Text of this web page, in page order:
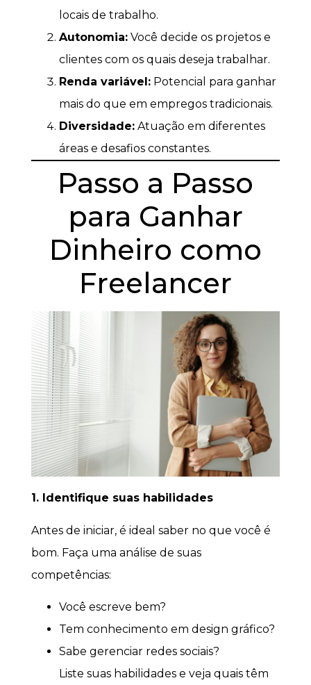
locais de trabalho.
Autonomia: Você decide os projetos e
clientes com os quais deseja trabalhar.
Renda variável: Potencial para ganhar
mais do que em empregos tradicionais.
Diversidade: Atuação em diferentes
áreas e desafios constantes.
Passo a Passo
para Ganhar
Dinheiro como
Freelancer
1. Identifique suas habilidades
Antes de iniciar, é ideal saber no que você é
bom. Faça uma análise de suas
competências:
Você escreve bem?
Tem conhecimento em design gráfico?
Sabe gerenciar redes sociais?
Liste suas habilidades e veja quais têm